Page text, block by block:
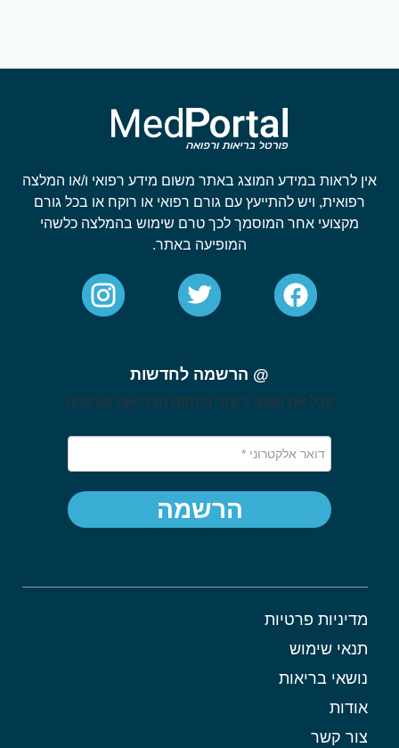
אין לראות במידע המוצג באתר משום מידע רפואי ו/או המלצה
רפואית, ויש להתייעץ עם גורם רפואי או רוקח או בכל גורם
מקצועי אחר המוסמך לכך טרם שימוש בהמלצה כלשהי
המופיעה באתר.
מדיניות פרטיות
תנאי שימוש
נושאי בריאות
אודות
צור קשר
@ הרשמה לחדשות
קבל את הטוב ביותר בתחום הבריאות והרווחה
הרשמה